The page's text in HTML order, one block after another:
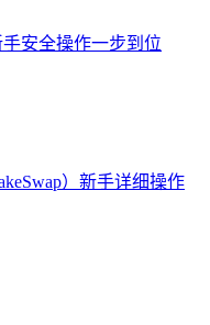
安全操作一步到位
）新手详细操作